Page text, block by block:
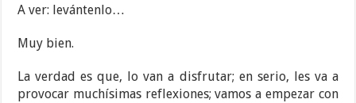
A ver: levántenlo…
Muy bien.
La verdad es que, lo van a disfrutar; en serio, les va a
provocar muchísimas reflexiones; vamos a empezar con